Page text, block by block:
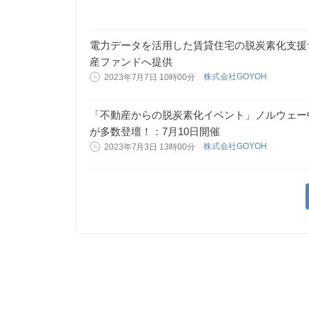
電力データを活用した賃貸住宅の脱炭素化支
産ファンドへ提供
2023年7月7日 10時00分 株式会社GOYOH
「不動産からの脱炭素化イベント」ノルウェ
が多数登壇！：7月10日開催
2023年7月3日 13時00分 株式会社GOYOH